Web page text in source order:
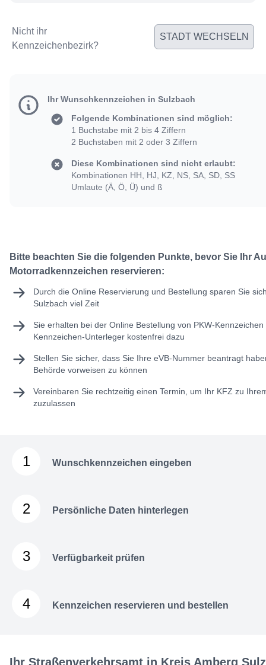
Nicht ihr
Kennzeichenbezirk?
STADT WECHSELN
Ihr Wunschkennzeichen in Sulzbach
Folgende Kombinationen sind möglich:
1 Buchstabe mit 2 bis 4 Ziffern
2 Buchstaben mit 2 oder 3 Ziffern
Diese Kombinationen sind nicht erlaubt:
Kombinationen HH, HJ, KZ, NS, SA, SD, SS
Umlaute (Ä, Ö, Ü) und ß
Bitte beachten Sie die folgenden Punkte, bevor Sie Ihr
Motorradkennzeichen reservieren:
Durch die Online Reservierung und Bestellung sparen Sie
Sulzbach viel Zeit
Sie erhalten bei der Online Bestellung von PKW-
Kennzeichen-Unterleger kostenfrei dazu
Stellen Sie sicher, dass Sie Ihre eVB-Nummer beantragt
Behörde vorweisen zu können
Vereinbaren Sie rechtzeitig einen Termin, um Ihr KFZ zu
zuzulassen
1 Wunschkennzeichen eingeben
2 Persönliche Daten hinterlegen
3 Verfügbarkeit prüfen
4 Kennzeichen reservieren und bestellen
Ihr Straßenverkehrsamt in Kreis Amberg